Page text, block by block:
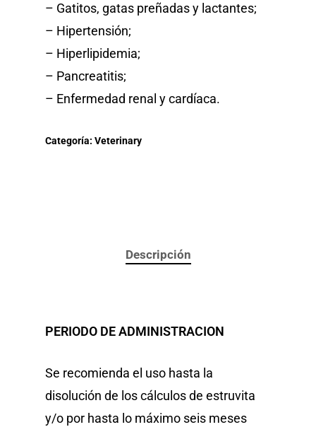
– Gatitos, gatas preñadas y lactantes;
– Hipertensión;
– Hiperlipidemia;
– Pancreatitis;
– Enfermedad renal y cardíaca.
Categoría: Veterinary
Descripción
PERIODO DE ADMINISTRACION
Se recomienda el uso hasta la
disolución de los cálculos de estruvita
y/o por hasta lo máximo seis meses